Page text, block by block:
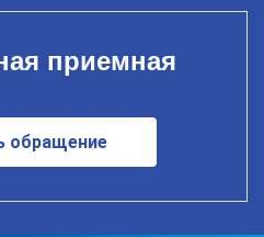
приемная
обращение